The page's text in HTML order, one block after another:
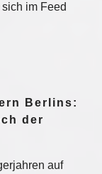
im Feed
Berlins:
der
auf